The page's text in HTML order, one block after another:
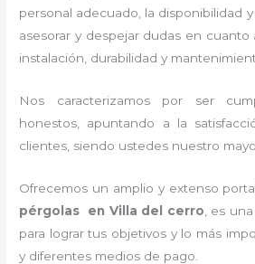
personal adecuado, la disponibilidad
asesorar y despejar dudas en cuanto
instalación, durabilidad y
Nos caracterizamos por ser
honestos, apuntando a la
clientes, siendo ustedes nuestro
Ofrecemos un amplio y extenso
pérgolas en Villa del cerro , es
para lograr tus objetivos y lo más
y diferentes medios de pago.